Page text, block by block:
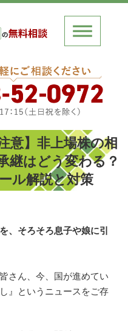
意】非上場株の相
継はどう変わる？
ル解説と対策
、そろそろ息子や娘に引
さん、今、国が進めてい
』というニュースをご存